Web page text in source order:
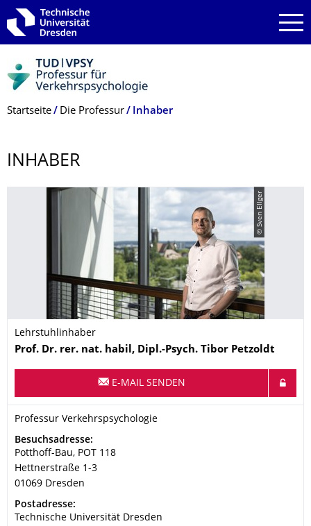
Zur Hauptnavigation springen
Zur Suche springen
Zum Inhalt springen
Breadcrumb-Menü
Startseite Die Professur Inhaber
INHABER
© Sven Ellger
Lehrstuhlinhaber
Name
Prof. Dr. rer. nat. habil, Dipl.-Psych. Tibor Petzoldt
E-MAIL SENDEN
Organisationsname
Professur Verkehrspsychologie
Professur Verkehrspsychologie
Adresse
Besuchsadresse:
Potthoff-Bau, POT 118
Hettnerstraße 1-3
01069 Dresden
Adresse
Postadresse:
Technische Universität Dresden